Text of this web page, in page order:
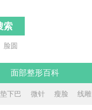
索
脸圆
面部整形百科
垫下巴 微针 瘦脸 线雕